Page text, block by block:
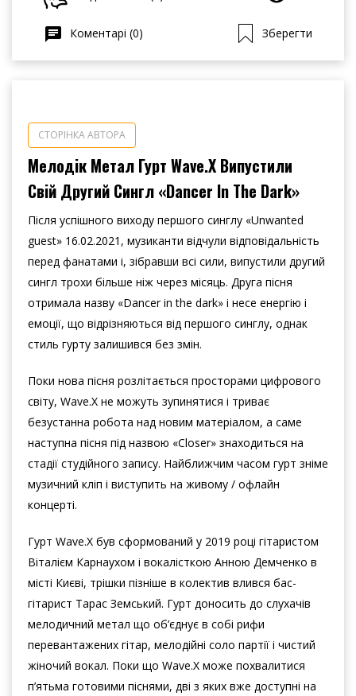
Коментарі (0) Зберегти
СТОРІНКА АВТОРА
Мелодік Метал Гурт Wave.X Випустили
Свій Другий Сингл «Dancer In The Dark»
Після успішного виходу першого синглу «Unwanted
guest» 16.02.2021, музиканти відчули відповідальність
перед фанатами і, зібравши всі сили, випустили другий
сингл трохи більше ніж через місяць. Друга пісня
отримала назву «Dancer in the dark» і несе енергію і
емоції, що відрізняються від першого синглу, однак
стиль гурту залишився без змін.
Поки нова пісня розлітається просторами цифрового
світу, Wave.X не можуть зупинятися і триває
безустанна робота над новим матеріалом, а саме
наступна пісня під назвою «Closer» знаходиться на
стадії студійного запису. Найближчим часом гурт зніме
музичний кліп і виступить на живому / офлайн
концерті.
Гурт Wave.X був сформований у 2019 році гітаристом
Віталієм Карнаухом і вокалісткою Анною Демченко в
місті Києві, трішки пізніше в колектив влився бас-
гітарист Тарас Земський. Гурт доносить до слухачів
мелодичний метал що об’єднує в собі рифи
перевантажених гітар, мелодійні соло партії і чистий
жіночий вокал. Поки що Wave.X може похвалитися
п’ятьма готовими піснями, дві з яких вже доступні на